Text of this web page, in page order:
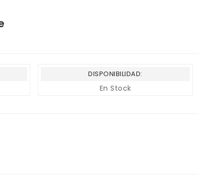
DISPONIBILIDAD:
En Stock